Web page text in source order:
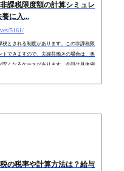
課税限度額の計算シミュレ
に入...
5161/
とされる制度があります。この非課税限
トできますので、夫婦共働きの場合は、奥
くなるケースがあります。今回は具体例
の税率や計算方法は？給与